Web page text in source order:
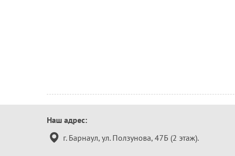
Контактная
информация
Наш адрес:
г. Барнаул, ул. Ползунова, 47Б (2 этаж).